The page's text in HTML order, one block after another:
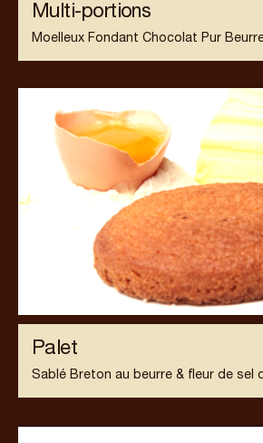
Multi-portions
Moelleux Fondant Chocolat Pur
Palet
Sablé Breton au beurre & fleur de sel